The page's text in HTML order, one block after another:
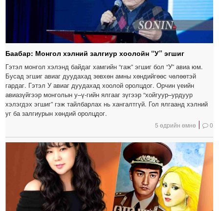
Баабар: Монгол хэлний залгиур хоолойн “У” эгшиг
Гэтэл монгол хэлэнд байдаг хамгийн “гаж” эгшиг бол “У” авиа юм.
Бусад эгшиг авиаг дуудахад зөвхөн амны хөндийгөөс чөлөөтэй
гардаг. Гэтэл У авиаг дуудахад хоолой оролцдог. Орчин үеийн
авиазүйгээр монголын у–ү-гийн ялгааг зүгээр “хойгуур–урдуур
хэлэгдэх эгшиг” гэж тайлбарлах нь хангалтгүй. Гол ялгаанд хэлний
уг ба залгиурын хөндий оролцдог.
5 өдрийн өмнө 0